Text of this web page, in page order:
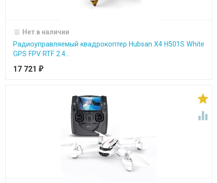
Нет в наличии
Радиоуправляемый квадрокоптер Hubsan X4 H501S White
GPS FPV RTF 2.4...
17 721 ₽

